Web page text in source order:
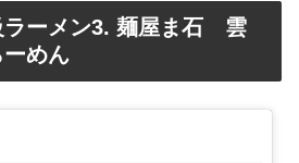
ラーメン3. 麺屋ま石 雲
めん